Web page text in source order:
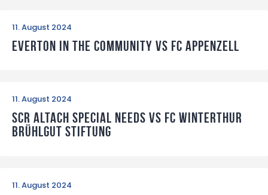
11. August 2024
Everton in the Community vs FC Appenzell
11. August 2024
SCR Altach Special Needs vs FC Winterthur
Brühlgut Stiftung
11. August 2024